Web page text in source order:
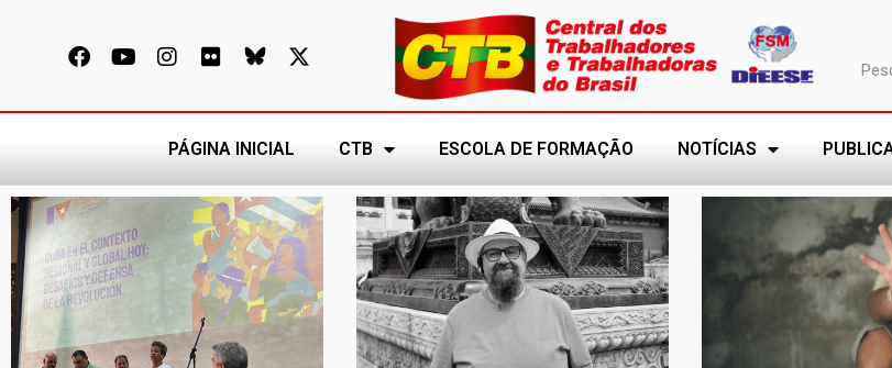
PÁGINA INICIAL CTB ESCOLA DE FORMAÇÃO NOTÍCIAS